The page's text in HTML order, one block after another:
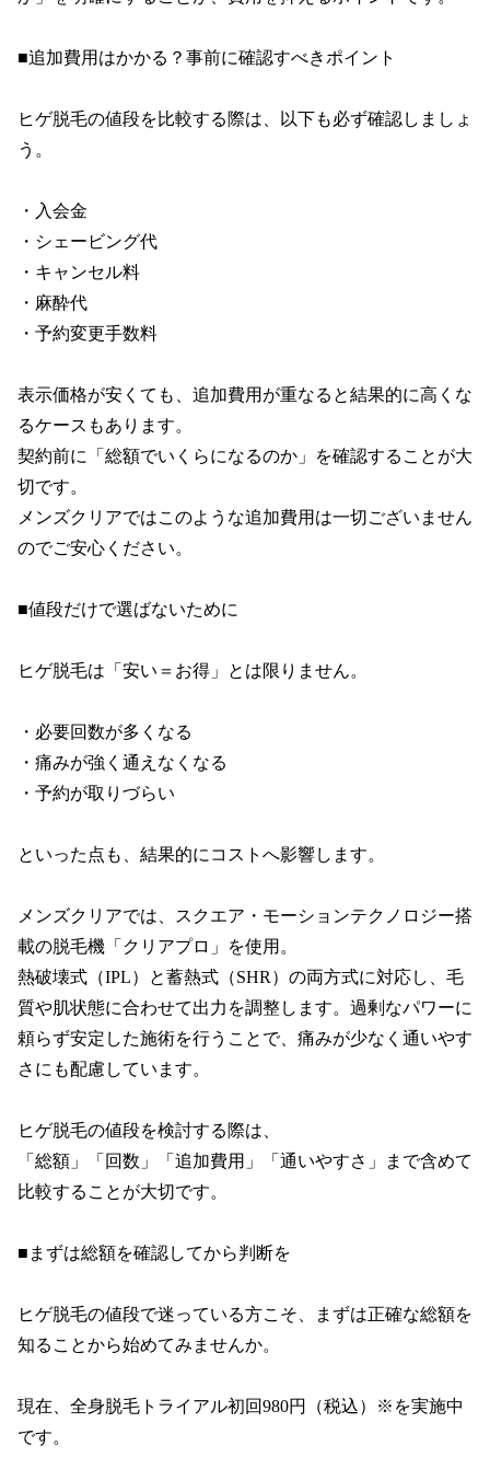
■追加費用はかかる？事前に確認すべきポイント
ヒゲ脱毛の値段を比較する際は、以下も必ず確認しましょ
う。
・入会金
・シェービング代
・キャンセル料
・麻酔代
・予約変更手数料
表示価格が安くても、追加費用が重なると結果的に高くな
るケースもあります。
契約前に「総額でいくらになるのか」を確認することが大
切です。
メンズクリアではこのような追加費用は一切ございません
のでご安心ください。
■値段だけで選ばないために
ヒゲ脱毛は「安い＝お得」とは限りません。
・必要回数が多くなる
・痛みが強く通えなくなる
・予約が取りづらい
といった点も、結果的にコストへ影響します。
メンズクリアでは、スクエア・モーションテクノロジー搭
載の脱毛機「クリアプロ」を使用。
熱破壊式（IPL）と蓄熱式（SHR）の両方式に対応し、毛
質や肌状態に合わせて出力を調整します。過剰なパワーに
頼らず安定した施術を行うことで、痛みが少なく通いやす
さにも配慮しています。
ヒゲ脱毛の値段を検討する際は、
「総額」「回数」「追加費用」「通いやすさ」まで含めて
比較することが大切です。
■まずは総額を確認してから判断を
ヒゲ脱毛の値段で迷っている方こそ、まずは正確な総額を
知ることから始めてみませんか。
現在、全身脱毛トライアル初回980円（税込）※を実施中
です。